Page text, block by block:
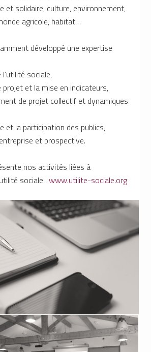
et solidaire, culture, environnement,
agricole, habitat…
développé une expertise
l’utilité sociale,
projet et la mise en indicateurs,
de projet collectif et dynamiques
et la participation des publics,
et prospective.
nos activités liées à
sociale : www.utilite-sociale.org